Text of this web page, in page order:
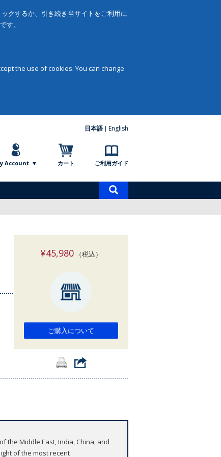
クするか、引き続き当サイトをご利用に
す。
the use of cookies. You can change
日本語 English
Account カート ご利用ガイド
索
¥45,980（税込）
ご購入について
the Middle East, India, China, and
of the most recent